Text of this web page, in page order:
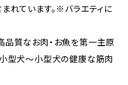
れています。※バラエティに
品質なお肉・お魚を第一主原
型犬〜小型犬の健康な筋肉